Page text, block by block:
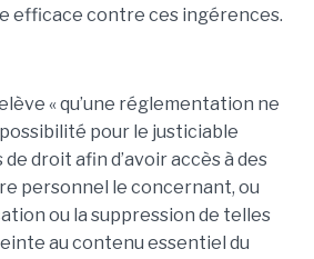
efficace contre ces ingérences.
« qu’une réglementation ne
pour le justiciable
de droit afin d’avoir accès à des
personnel le concernant, ou
ou la suppression de telles
au contenu essentiel du